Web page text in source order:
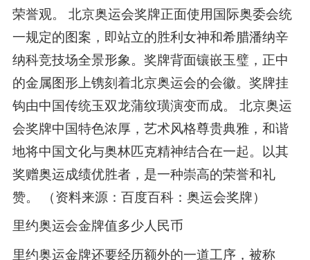
荣誉观。 北京奥运会奖牌正面使用国际奥委会统
一规定的图案，即站立的胜利女神和希腊潘纳辛
纳科竞技场全景形象。奖牌背面镶嵌玉璧，正中
的金属图形上镌刻着北京奥运会的会徽。奖牌挂
钩由中国传统玉双龙蒲纹璜演变而成。 北京奥运
会奖牌中国特色浓厚，艺术风格尊贵典雅，和谐
地将中国文化与奥林匹克精神结合在一起。以其
奖赠奥运成绩优胜者，是一种崇高的荣誉和礼
赞。 （资料来源：百度百科：奥运会奖牌）
里约奥运会金牌值多少人民币
里约奥运金牌还要经历额外的一道工序，被称